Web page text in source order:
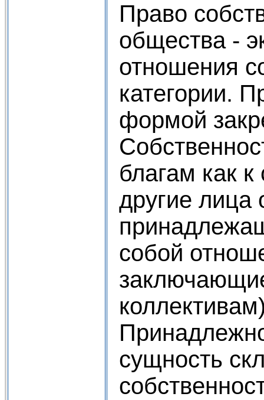
Право
общества -
отношения
категории.
формой
благам как
другие лица
собой
сущность